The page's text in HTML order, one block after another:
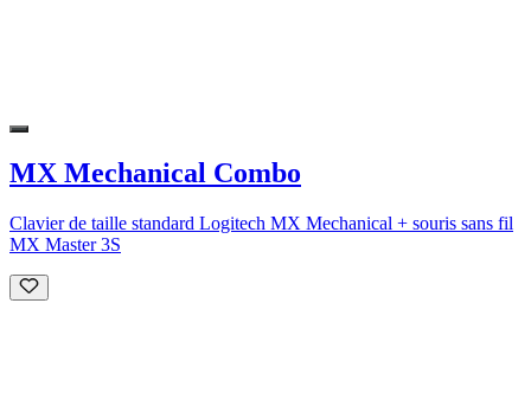
MX Mechanical Combo
Clavier de taille standard Logitech MX Mechanical + souris sans fil
MX Master 3S